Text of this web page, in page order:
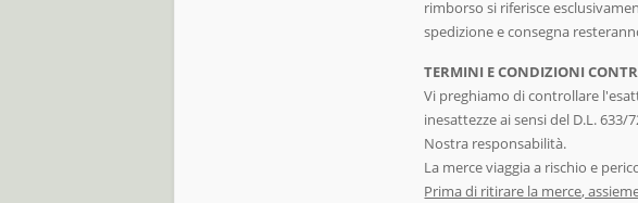
rimborso si riferisce
spedizione e consegna
TERMINI E CONDIZIONI
Vi preghiamo di controllare
inesattezze ai sensi del D.L.
Nostra responsabilità.
La merce viaggia a rischio e
Prima di ritirare la merce,